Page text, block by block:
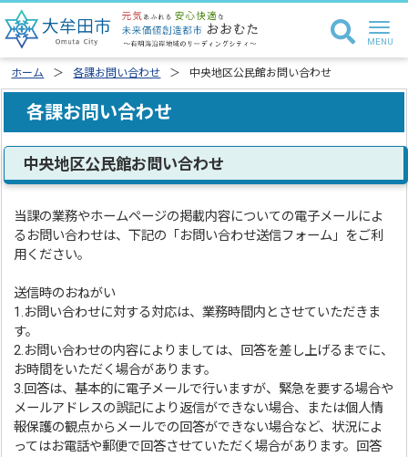
ホーム 各課お問い合わせ 中央地区公民館お問い合わせ
各課お問い合わせ
中央地区公民館お問い合わせ
当課の業務やホームページの掲載内容についての電子メールによ
るお問い合わせは、下記の「お問い合わせ送信フォーム」をご利
用ください。
送信時のおねがい
1.お問い合わせに対する対応は、業務時間内とさせていただきま
す。
2.お問い合わせの内容によりましては、回答を差し上げるまでに、
お時間をいただく場合があります。
3.回答は、基本的に電子メールで行いますが、緊急を要する場合や
メールアドレスの誤記により返信ができない場合、または個人情
報保護の観点からメールでの回答ができない場合など、状況によ
ってはお電話や郵便で回答させていただく場合があります。回答